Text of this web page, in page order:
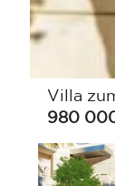
Villa
980